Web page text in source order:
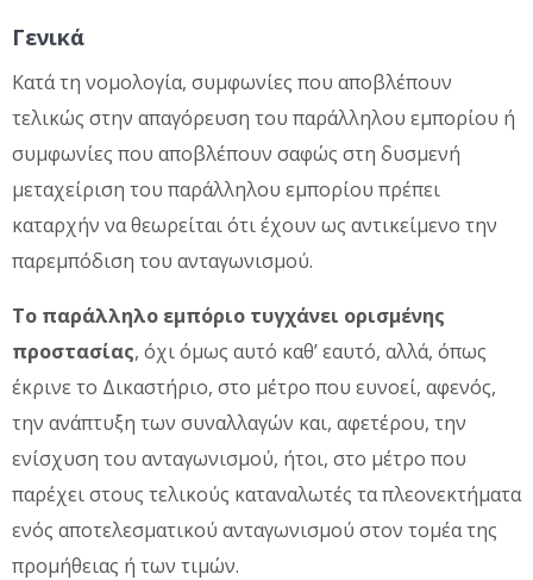
Γενικά
Κατά τη νομολογία, συμφωνίες που αποβλέπουν
τελικώς στην απαγόρευση του παράλληλου εμπορίου ή
συμφωνίες που αποβλέπουν σαφώς στη δυσμενή
μεταχείριση του παράλληλου εμπορίου πρέπει
καταρχήν να θεωρείται ότι έχουν ως αντικείμενο την
παρεμπόδιση του ανταγωνισμού.
Το παράλληλο εμπόριο τυγχάνει ορισμένης
προστασίας, όχι όμως αυτό καθ’ εαυτό, αλλά, όπως
έκρινε το Δικαστήριο, στο μέτρο που ευνοεί, αφενός,
την ανάπτυξη των συναλλαγών και, αφετέρου, την
ενίσχυση του ανταγωνισμού, ήτοι, στο μέτρο που
παρέχει στους τελικούς καταναλωτές τα πλεονεκτήματα
ενός αποτελεσματικού ανταγωνισμού στον τομέα της
προμήθειας ή των τιμών.